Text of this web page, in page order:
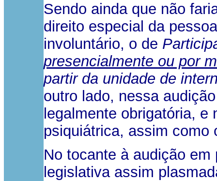
Sendo ainda que não
direito especial da
involuntário, o de
presencialmente ou por
partir da unidade de
outro lado, nessa
legalmente obrigatória,
psiquiátrica, assim como
No tocante à audição
legislativa assim